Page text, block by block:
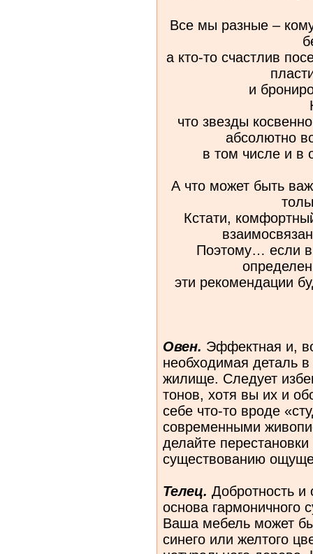
Все мы разные –
а кто-то счастлив
и
что звезды
абсолютно
в том числе и в
А что может быть
Кстати,
Поэтому… если
эти рекомендации
Овен. Эффектная и,
необходимая деталь
жилище. Следует
тонов, хотя вы их и
себе что-то вроде
современными
делайте
существованию
Телец. Добротность и
основа гармоничного
Ваша мебель может
синего или желтого